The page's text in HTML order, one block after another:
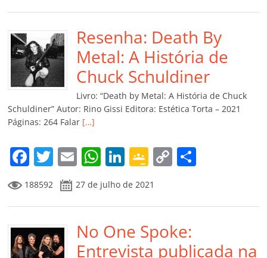
e
b
o
o
k
er l s
A
p
p
e
dI
n
gl
e
Cl
a
ss
ro
m
y
Li
n
k
p
ar
til
h
ar
Resenha: Death By
Metal: A História de
Chuck Schuldiner
Livro: “Death by Metal: A História de Chuck
Schuldiner” Autor: Rino Gissi Editora: Estética Torta – 2021
Páginas: 264 Falar […]
F
a
c
e
b
o
T
w
itt
er
E
m
ai
l
W
h
at
s
A
p
Li
n
k
e
dI
n
G
o
o
gl
e
Cl
C
y
Li
n
p
til
188592 27 de julho de 2021
No One Spoke:
Entrevista publicada na